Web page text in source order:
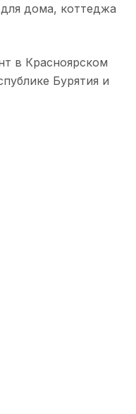
дома, коттеджа
в Красноярском
Бурятия и